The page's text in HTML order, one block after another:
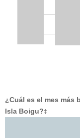
¿Cuál es el mes más
Isla Boigu?‡